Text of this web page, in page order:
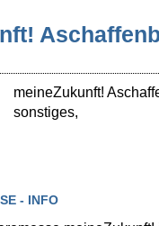
meineZukunft!
sonstiges,
- INFO